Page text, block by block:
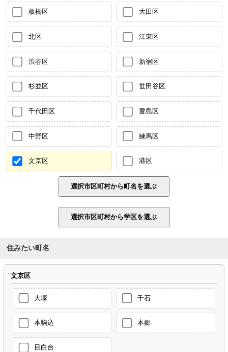
板橋区 大田区
北区 江東区
渋谷区 新宿区
杉並区 世田谷区
千代田区 豊島区
中野区 練馬区
文京区 港区
住みたい町名
文京区
大塚 千石
本駒込 本郷
目白台